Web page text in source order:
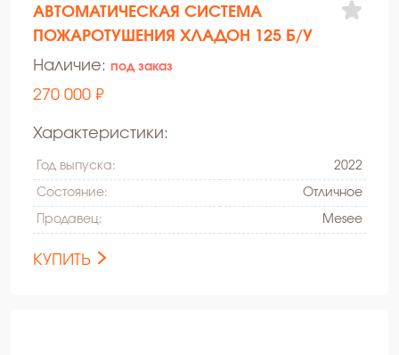
АВТОМАТИЧЕСКАЯ СИСТЕМА
ПОЖАРОТУШЕНИЯ ХЛАДОН 125 Б/У
Наличие: под заказ
270 000 ₽
Характеристики:
Год выпуска: 2022
Состояние: Oтличное
Продавец: Mesee
КУПИТЬ